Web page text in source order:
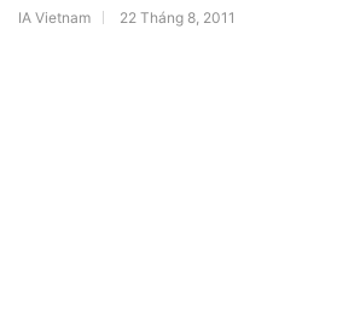
IA Vietnam 22 Tháng 8, 2011